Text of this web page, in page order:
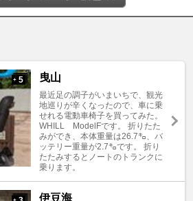
+ 5 曳山
最近足の調子がいまいちで、観光
地巡りが辛くなったので、車に乗
せれる電動車椅子を買ってみた。
WHILL ModelFです。 折りたた
みができ、本体重量は26.7㌔、バ
ッテリー重量が2.7㌔です。 折り
たたみするとノートのトランクに
乗ります。
伊豆海